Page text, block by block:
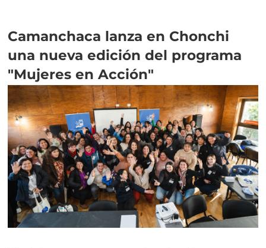
Camanchaca lanza en Chonchi
una nueva edición del programa
"Mujeres en Acción"